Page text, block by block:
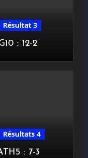
Résultat 3
: 12-2
Résultats 4
: 7-3